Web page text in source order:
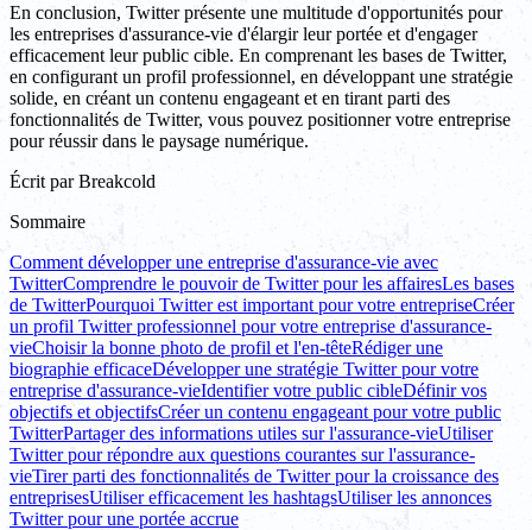
En conclusion, Twitter présente une multitude d'opportunités pour
les entreprises d'assurance-vie d'élargir leur portée et d'engager
efficacement leur public cible. En comprenant les bases de Twitter,
en configurant un profil professionnel, en développant une stratégie
solide, en créant un contenu engageant et en tirant parti des
fonctionnalités de Twitter, vous pouvez positionner votre entreprise
pour réussir dans le paysage numérique.
Écrit par Breakcold
Sommaire
Comment développer une entreprise d'assurance-vie avec
TwitterComprendre le pouvoir de Twitter pour les affairesLes bases
de TwitterPourquoi Twitter est important pour votre entrepriseCréer
un profil Twitter professionnel pour votre entreprise d'assurance-
vieChoisir la bonne photo de profil et l'en-têteRédiger une
biographie efficaceDévelopper une stratégie Twitter pour votre
entreprise d'assurance-vieIdentifier votre public cibleDéfinir vos
objectifs et objectifsCréer un contenu engageant pour votre public
TwitterPartager des informations utiles sur l'assurance-vieUtiliser
Twitter pour répondre aux questions courantes sur l'assurance-
vieTirer parti des fonctionnalités de Twitter pour la croissance des
entreprisesUtiliser efficacement les hashtagsUtiliser les annonces
Twitter pour une portée accrue